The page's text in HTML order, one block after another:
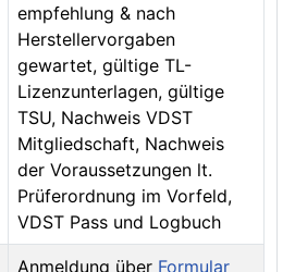
empfehlung & nach
Herstellervorgaben
gewartet, gültige TL-
Lizenzunterlagen, gültige
TSU, Nachweis VDST
Mitgliedschaft, Nachweis
der Voraussetzungen lt.
Prüferordnung im Vorfeld,
VDST Pass und Logbuch
Anmeldung über Formular